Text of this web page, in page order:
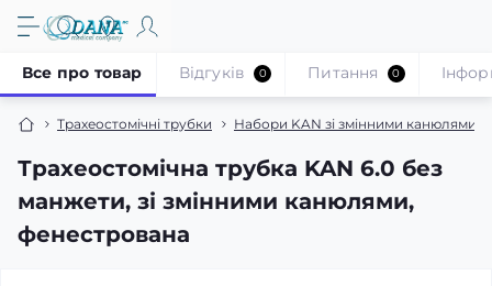
Трахеостомічні трубки Набори KAN зі змінними канюлями
Трахеостомічна трубка KAN 6.0 без
манжети, зі змінними канюлями,
фенестрована
Все про товар Відгуків 0 Питання 0